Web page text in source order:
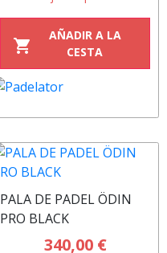
shopping_cart
AÑADIR A LA
CESTA
PALA DE PADEL ÖDIN
PRO BLACK
340,00 €